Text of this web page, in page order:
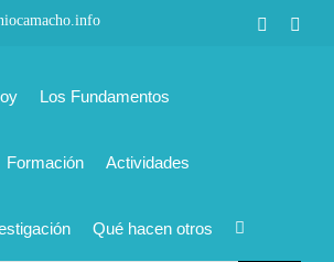
Facebook
Los Fundamentos
Formación Actividades
Qué hacen otros